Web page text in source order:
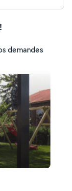
demandes